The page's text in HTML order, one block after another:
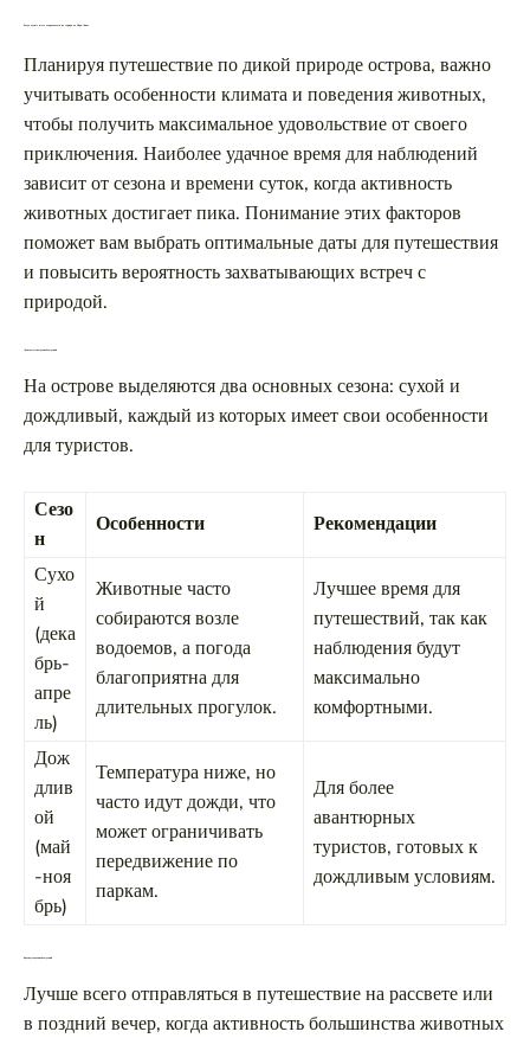
Когда лучше всего отправляться на сафари на Шри-Ланке
Планируя путешествие по дикой природе острова, важно
учитывать особенности климата и поведения животных,
чтобы получить максимальное удовольствие от своего
приключения. Наиболее удачное время для наблюдений
зависит от сезона и времени суток, когда активность
животных достигает пика. Понимание этих факторов
поможет вам выбрать оптимальные даты для путешествия
и повысить вероятность захватывающих встреч с
природой.
Лучшие сезоны для наблюдений
На острове выделяются два основных сезона: сухой и
дождливый, каждый из которых имеет свои особенности
для туристов.
Сезо
н
Особенности
Рекомендации
Сухо
й
(дека
брь-
апре
ль)
Животные часто
собираются возле
водоемов, а погода
благоприятна для
длительных прогулок.
Лучшее время для
путешествий, так как
наблюдения будут
максимально
комфортными.
Дож
длив
ой
(май
-ноя
брь)
Температура ниже, но
часто идут дожди, что
может ограничивать
передвижение по
паркам.
Для более
авантюрных
туристов, готовых к
дождливым условиям.
Время суток для наблюдений
Лучше всего отправляться в путешествие на рассвете или
в поздний вечер, когда активность большинства животных